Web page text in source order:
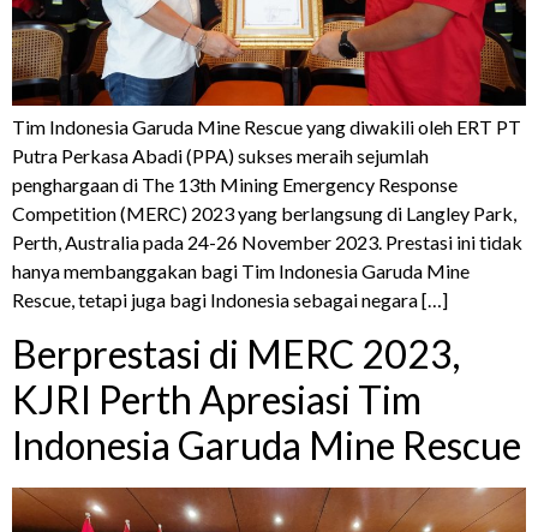
Tim Indonesia Garuda Mine Rescue yang diwakili oleh ERT PT
Putra Perkasa Abadi (PPA) sukses meraih sejumlah
penghargaan di The 13th Mining Emergency Response
Competition (MERC) 2023 yang berlangsung di Langley Park,
Perth, Australia pada 24-26 November 2023. Prestasi ini tidak
hanya membanggakan bagi Tim Indonesia Garuda Mine
Rescue, tetapi juga bagi Indonesia sebagai negara […]
Berprestasi di MERC 2023,
KJRI Perth Apresiasi Tim
Indonesia Garuda Mine Rescue